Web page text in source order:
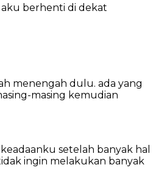
aku berhenti di dekat
menengah dulu. ada yang
masing kemudian
setelah banyak hal
ingin melakukan banyak